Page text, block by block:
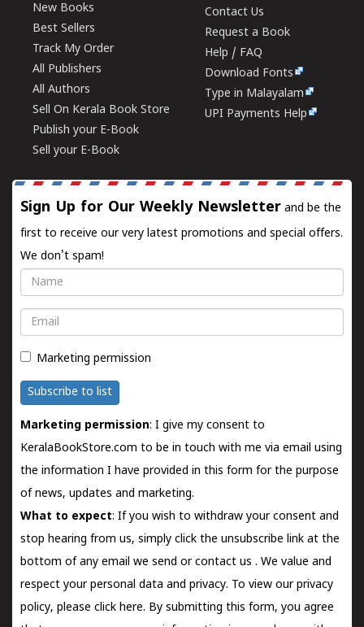
New Books
Best Sellers
Track My Order
All Publishers
All Authors
Sell On Kerala Book Store
Publish your E-Book
Sell your E-Book
Contact Us
Request a Book
Help / FAQ
Download Fonts
Type in Malayalam
UPI Payments Help
Sign Up for Our Weekly Newsletter and be the
first to receive our very latest promotions and special offers.
We don't spam!
Name
Email
Marketing permission
Subscribe to list
Marketing permission: I give my consent to
KeralaBookStore.com to be in touch with me via email using
the information I have provided in this form for the purpose
of news, updates and marketing.
What to expect: If you wish to withdraw your consent and
stop hearing from us, simply click the unsubscribe link at the
bottom of any email we send orcontact us . We value and
respect your personal data and privacy. To view our privacy
policy, please click here. By submitting this form, you agree